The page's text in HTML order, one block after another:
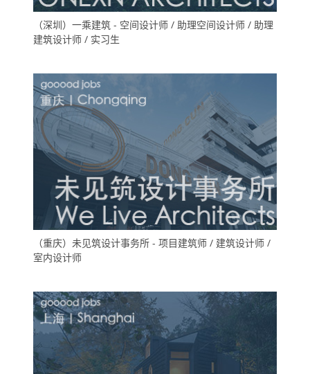
（深圳）一乘建筑 - 空间设计师 / 助理空间设计师 / 助理
建筑设计师 / 实习生
（重庆）未见筑设计事务所 - 项目建筑师 / 建筑设计师 /
室内设计师